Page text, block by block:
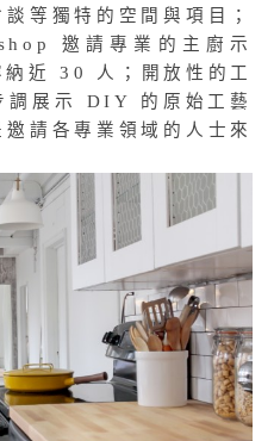
等獨特的空間與項目；
邀請專業的主廚示
近 30 人；開放性的工
調展示 DIY 的原始工藝
請各專業領域的人士來